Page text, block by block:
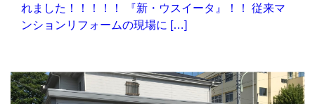
れました！！！！！ 『新・ウスイータ』！！ 従来マ
ンションリフォームの現場に […]